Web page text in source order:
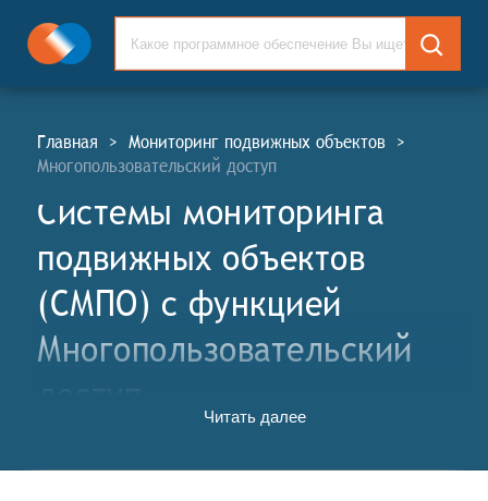
Главная > Мониторинг подвижных объектов >
Многопользовательский доступ
Системы мониторинга
подвижных объектов
(СМПО) c функцией
Многопользовательский
Читать далее